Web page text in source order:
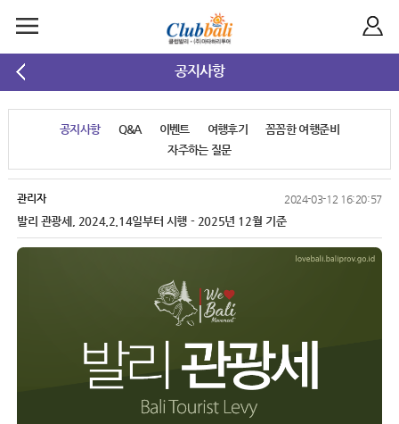
공지사항
공지사항 Q&A 이벤트 여행후기
꼼꼼한 여행준비
자주하는 질문
관리자 2024-03-12 16:20:57
발리 관광세, 2024.2.14일부터 시행 - 2025년 12월 기준